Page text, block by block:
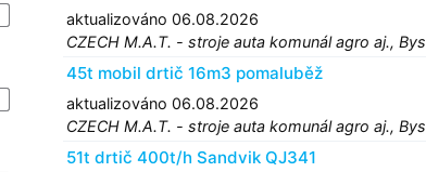
aktualizováno 06.08.2026
CZECH M.A.T. - stroje auta komunál agro aj.,
45t mobil drtič 16m3 pomaluběž
aktualizováno 06.08.2026
CZECH M.A.T. - stroje auta komunál agro aj.,
51t drtič 400t/h Sandvik QJ341